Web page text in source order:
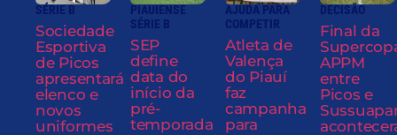
SÉRIE B
Sociedade
Esportiva
de Picos
apresentará
elenco e
novos
uniformes
PIAUIENSE
SÉRIE B
SEP
define
data do
início da
pré-
temporada
AJUDA PARA
COMPETIR
Atleta de
Valença
do Piauí
faz
campanha
para
DECISÃO
Final da
APPM
entre
Picos e